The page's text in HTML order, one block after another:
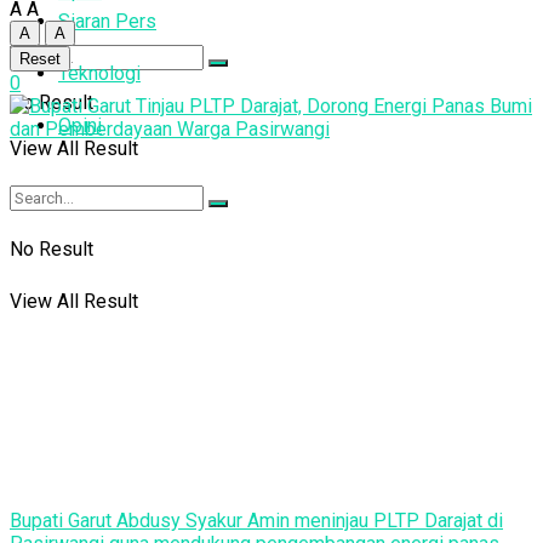
No Result
View All Result
Siaran Pers
Teknologi
Opini
No Result
View All Result
A A
A
A
Reset
0
Bupati Garut Abdusy Syakur Amin meninjau PLTP Darajat di